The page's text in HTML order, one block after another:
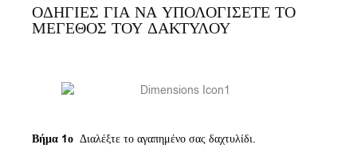
ΟΔΗΓΙΕΣ ΓΙΑ ΝΑ ΥΠΟΛΟΓΙΣΕΤΕ ΤΟ
ΜΕΓΕΘΟΣ ΤΟΥ ΔΑΚΤΥΛΟΥ
Βήμα 1ο Διαλέξτε το αγαπημένο σας δαχτυλίδι.